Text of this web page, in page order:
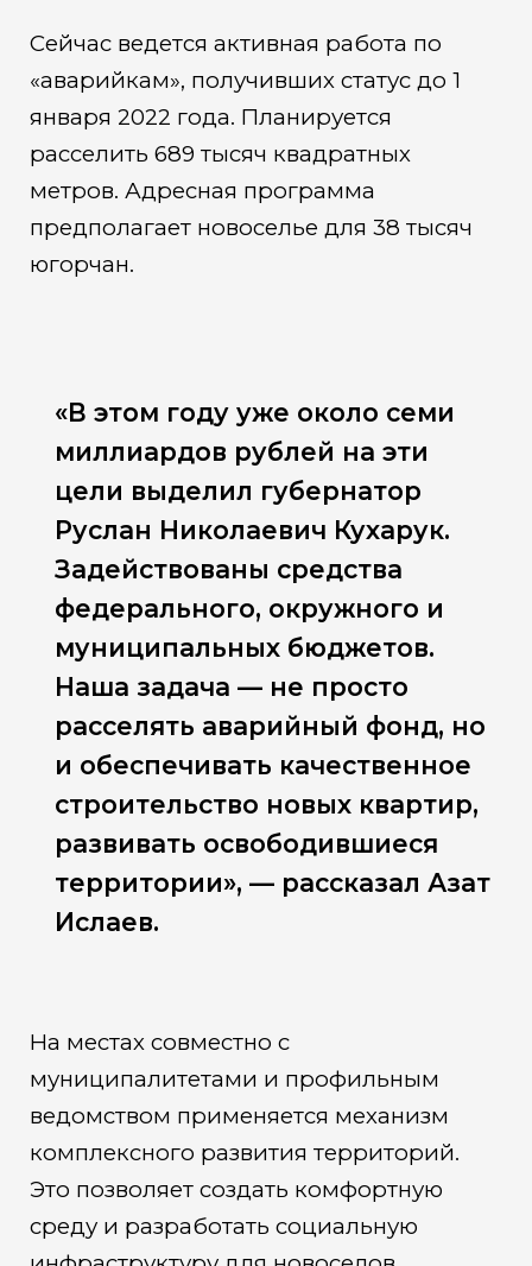
Сейчас ведется активная работа по
«аварийкам», получивших статус до 1
января 2022 года. Планируется
расселить 689 тысяч квадратных
метров. Адресная программа
предполагает новоселье для 38 тысяч
югорчан.
«В этом году уже около семи
миллиардов рублей на эти
цели выделил губернатор
Руслан Николаевич Кухарук.
Задействованы средства
федерального, окружного и
муниципальных бюджетов.
Наша задача — не просто
расселять аварийный фонд, но
и обеспечивать качественное
строительство новых квартир,
развивать освободившиеся
территории», — рассказал Азат
Ислаев.
На местах совместно с
муниципалитетами и профильным
ведомством применяется механизм
комплексного развития территорий.
Это позволяет создать комфортную
среду и разработать социальную